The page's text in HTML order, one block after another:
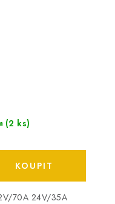
(2 ks)
70A 24V/35A